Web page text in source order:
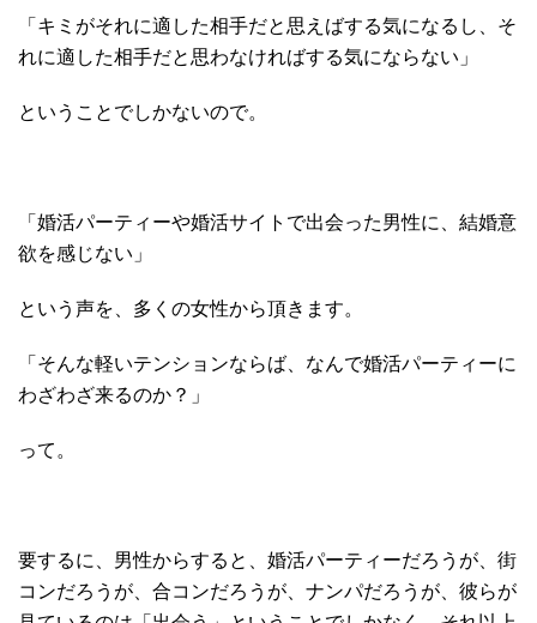
「キミがそれに適した相手だと思えばする気になるし、そ
れに適した相手だと思わなければする気にならない」
ということでしかないので。
「婚活パーティーや婚活サイトで出会った男性に、結婚意
欲を感じない」
という声を、多くの女性から頂きます。
「そんな軽いテンションならば、なんで婚活パーティーに
わざわざ来るのか？」
って。
要するに、男性からすると、婚活パーティーだろうが、街
コンだろうが、合コンだろうが、ナンパだろうが、彼らが